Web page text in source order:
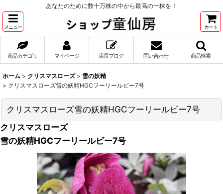
あなたのために数十万株の中から最高の一株を！
メニュー カート
商品カテゴリ マイページ 店長ブログ 問い合わせ 商品検索
ホーム > クリスマスローズ > 雪の妖精
> クリスマスローズ雪の妖精HGCフーリールビー7号
クリスマスローズ雪の妖精HGCフーリールビー7号
クリスマスローズ
雪の妖精HGCフーリールビー7号